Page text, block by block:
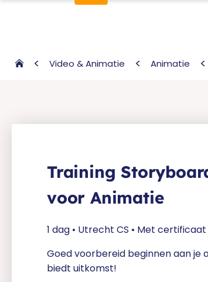
Video & Animatie Animatie
Training
voor Animatie
1 dag • Utrecht CS • Met certificaat
Goed voorbereid beginnen aan je
biedt uitkomst!